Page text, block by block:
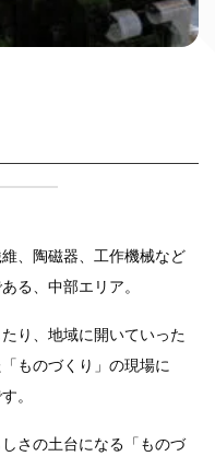
、陶磁器、工作機械など
る、中部エリア。
り、地域に開いていった
ものづくり」の現場に
。
さの土台になる「ものづ